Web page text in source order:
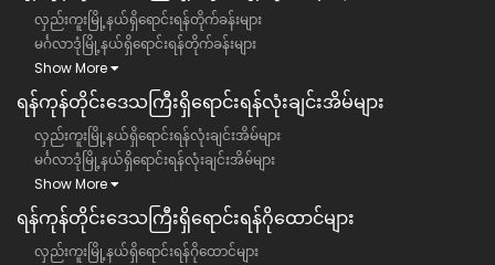
လှည်းကူးမြို့နယ်ရှိရောင်းရန်တိုက်ခန်းများ
မင်္ဂလာဒုံမြို့နယ်ရှိရောင်းရန်တိုက်ခန်းများ
Show More
ရန်ကုန်တိုင်းဒေသကြီး​ရှိရောင်းရန်လုံးချင်းအိမ်များ
လှည်းကူးမြို့နယ်ရှိရောင်းရန်လုံးချင်းအိမ်များ
မင်္ဂလာဒုံမြို့နယ်ရှိရောင်းရန်လုံးချင်းအိမ်များ
Show More
ရန်ကုန်တိုင်းဒေသကြီး​ရှိရောင်းရန်ဂိုထောင်များ
လှည်းကူးမြို့နယ်ရှိရောင်းရန်ဂိုထောင်များ